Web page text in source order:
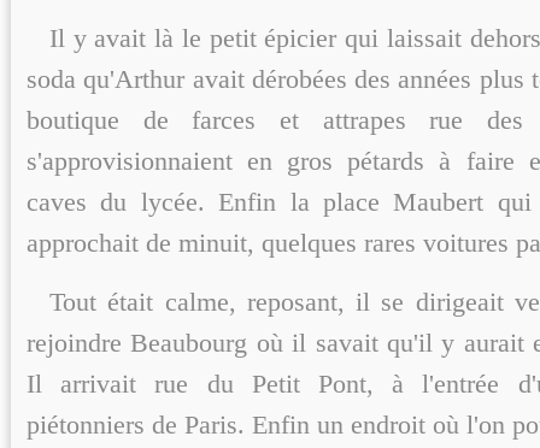
Il y avait là le petit épicier qui laissait
soda qu'Arthur avait dérobées des années plus
boutique de farces et attrapes rue
s'approvisionnaient en gros pétards à faire
caves du lycée. Enfin la place Maubert qui
approchait de minuit, quelques rares voitures
Tout était calme, reposant, il se dirigeait
rejoindre Beaubourg où il savait qu'il y aurait
Il arrivait rue du Petit Pont, à l'entrée
piétonniers de Paris. Enfin un endroit où l'on